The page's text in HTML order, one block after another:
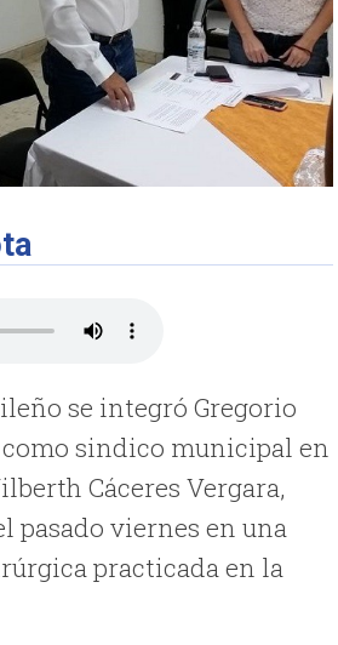
se integró Gregorio
sindico municipal en
Cáceres Vergara,
pasado viernes en una
practicada en la